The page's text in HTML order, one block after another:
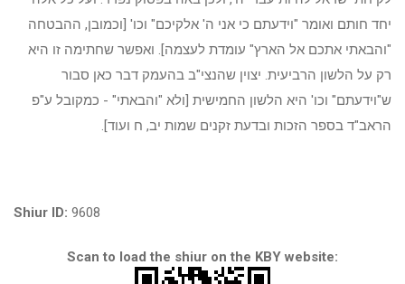
יחד חותם ואומר "וידעתם כי אני ה' אלקיכם" וכו' [וכמובן, ההבטחה
"והבאתי אתכם אל הארץ" עומדת לעצמה]. ואפשר שחתימה זו היא
רק על הלשון הרביעית. יצוין שהנצי"ב בהעמק דבר כאן סבור
ש"וידעתם" וכו' היא הלשון החמישית [ולא "והבאתי" - כמקובל ע"פ
הראב"ד בספר הזכות ובדעת זקנים שמות יב, ח ועוד].
Shiur ID: 9608
Scan to load the shiur on the KBY website: